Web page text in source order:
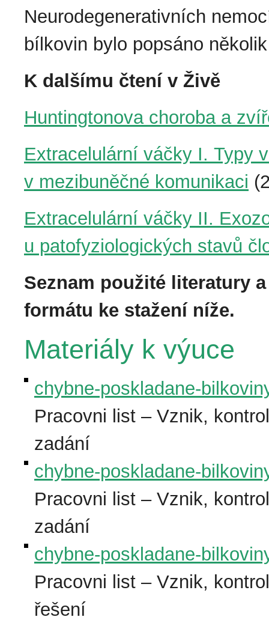
Neurodegenerativních
bílkovin bylo popsáno
K dalšímu čtení v Živě
Huntingtonova choroba a
Extracelulární váčky I. Typy
v mezibuněčné komunikaci
Extracelulární váčky II.
u patofyziologických stavů
Seznam použité literatury
formátu ke stažení níže.
Materiály k výuce
chybne-poskladane-
Pracovni list – Vznik,
zadání
chybne-poskladane-
Pracovni list – Vznik,
zadání
chybne-poskladane-
Pracovni list – Vznik,
řešení